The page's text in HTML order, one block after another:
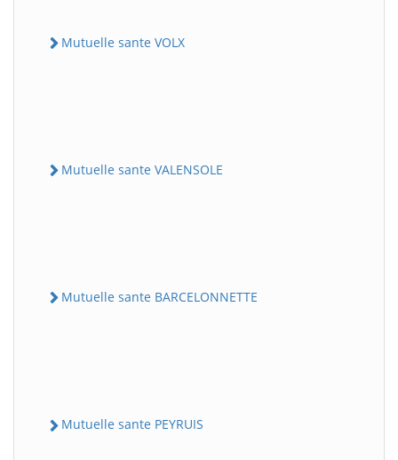
Mutuelle sante VOLX
Mutuelle sante VALENSOLE
Mutuelle sante BARCELONNETTE
Mutuelle sante PEYRUIS